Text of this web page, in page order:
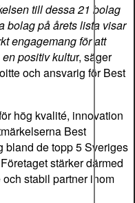
till dessa 21 bolag
bolag på årets lista visar
engagemang för att
positiv kultur, säger
och ansvarig för Best
hög kvalité, innovation
Best
bland de topp 5 Sveriges
stärker därmed
stabil partner inom